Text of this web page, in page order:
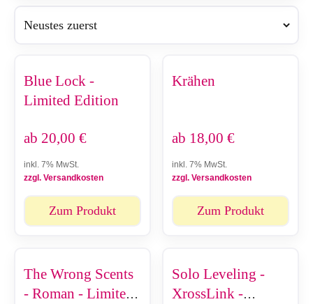
Blue Lock -
Limited Edition
ab 20,00 €
inkl. 7% MwSt.
zzgl. Versandkosten
Zum Produkt
Krähen
ab 18,00 €
inkl. 7% MwSt.
zzgl. Versandkosten
Zum Produkt
The Wrong Scents
- Roman - Limited
Solo Leveling -
XrossLink -